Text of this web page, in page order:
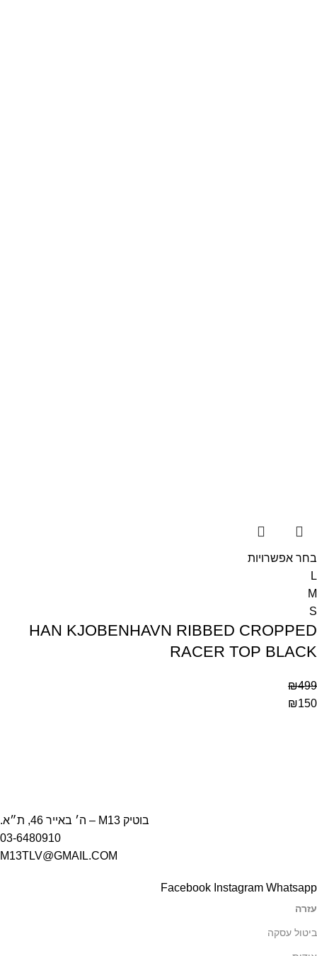
בחר אפשרויות
L
M
S
HAN KJOBENHAVN RIBBED CROPPED
RACER TOP BLACK
₪499
₪150
בוטיק M13 – ה׳ באייר 46, ת״א.
03-6480910
Facebook Instagram Whatsapp
עזרה
ביטול עסקה